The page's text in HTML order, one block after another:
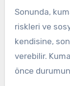
Sonunda,
riskleri ve
kendisine,
verebilir.
önce